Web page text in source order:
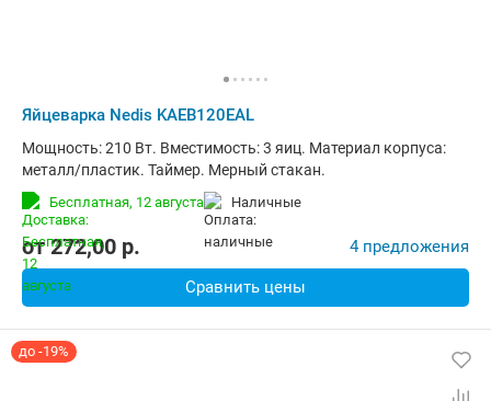
Яйцеварка Nedis KAEB120EAL
Мощность: 210 Вт. Вместимость: 3 яиц. Материал корпуса:
металл/пластик. Таймер. Мерный стакан.
Бесплатная, 12 августа наличные
от272,00 p. 4 предложения
Сравнить цены
до -19%